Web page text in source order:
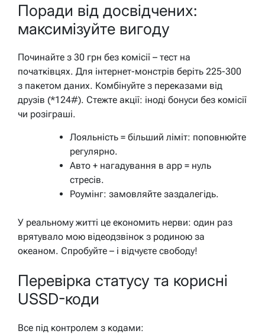
Поради від досвідчених:
максимізуйте вигоду
Починайте з 30 грн без комісії – тест на
початківцях. Для інтернет-монстрів беріть 225-300
з пакетом даних. Комбінуйте з переказами від
друзів (*124#). Стежте акції: іноді бонуси без комісії
чи розіграші.
Лояльність = більший ліміт: поповнюйте
регулярно.
Авто + нагадування в app = нуль
стресів.
Роумінг: замовляйте заздалегідь.
У реальному житті це економить нерви: один раз
врятувало мою відеодзвінок з родиною за
океаном. Спробуйте – і відчуєте свободу!
Перевірка статусу та корисні
USSD-коди
Все під контролем з кодами: